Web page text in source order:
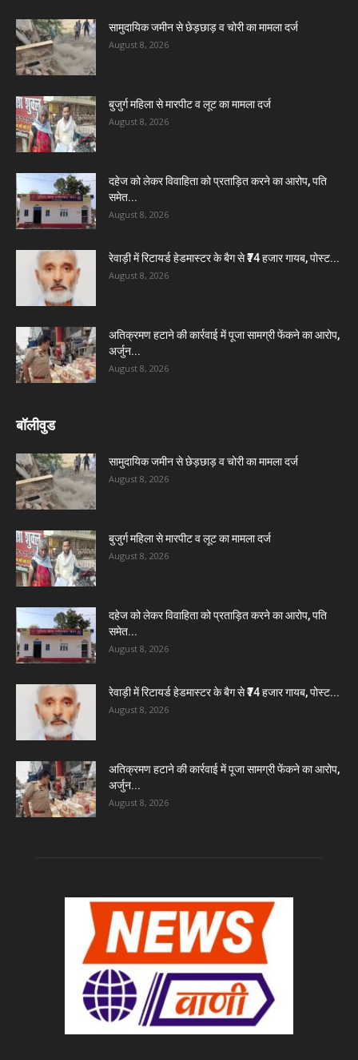
सामुदायिक जमीन से छेड़छाड़ व चोरी का मामला दर्ज
August 8, 2026
बुजुर्ग महिला से मारपीट व लूट का मामला दर्ज
August 8, 2026
दहेज को लेकर विवाहिता को प्रताड़ित करने का आरोप, पति
समेत...
August 8, 2026
रेवाड़ी में रिटायर्ड हेडमास्टर के बैग से ₹74 हजार गायब, पोस्ट...
August 8, 2026
अतिक्रमण हटाने की कार्रवाई में पूजा सामग्री फेंकने का आरोप,
अर्जुन...
August 8, 2026
बॉलीवुड
सामुदायिक जमीन से छेड़छाड़ व चोरी का मामला दर्ज
August 8, 2026
बुजुर्ग महिला से मारपीट व लूट का मामला दर्ज
August 8, 2026
दहेज को लेकर विवाहिता को प्रताड़ित करने का आरोप, पति
समेत...
August 8, 2026
रेवाड़ी में रिटायर्ड हेडमास्टर के बैग से ₹74 हजार गायब, पोस्ट...
August 8, 2026
अतिक्रमण हटाने की कार्रवाई में पूजा सामग्री फेंकने का आरोप,
अर्जुन...
August 8, 2026